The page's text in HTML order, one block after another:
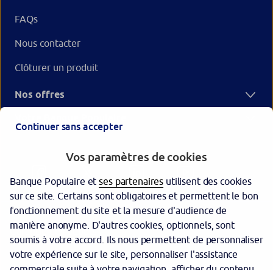
FAQs
Nous contacter
Clôturer un produit
Nos offres
Garantie des dépôts
Protection des données personnelles
Continuer sans accepter
Vos paramètres de cookies
Banque Populaire etses partenaires utilisent des cookies
sur ce site. Certains sont obligatoires et permettent le bon
fonctionnement du site et la mesure d'audience de
manière anonyme. D'autres cookies, optionnels, sont
soumis à votre accord. Ils nous permettent de personnaliser
votre expérience sur le site, personnaliser l'assistance